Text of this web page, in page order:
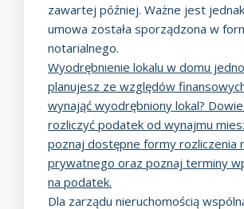
zawartej później. Ważne jest
umowa została sporządzona w
notarialnego.
Wyodrębnienie lokalu w domu
planujesz ze względów
wynająć wyodrębniony lokal?
rozliczyć podatek od wynajmu
poznaj dostępne formy rozliczenia
prywatnego oraz poznaj terminy
na podatek.
Dla zarządu nieruchomością